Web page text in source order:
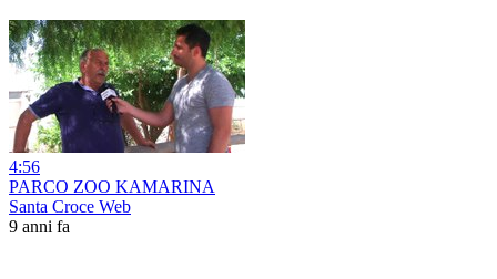
4:56
PARCO ZOO KAMARINA
Santa Croce Web
9 anni fa